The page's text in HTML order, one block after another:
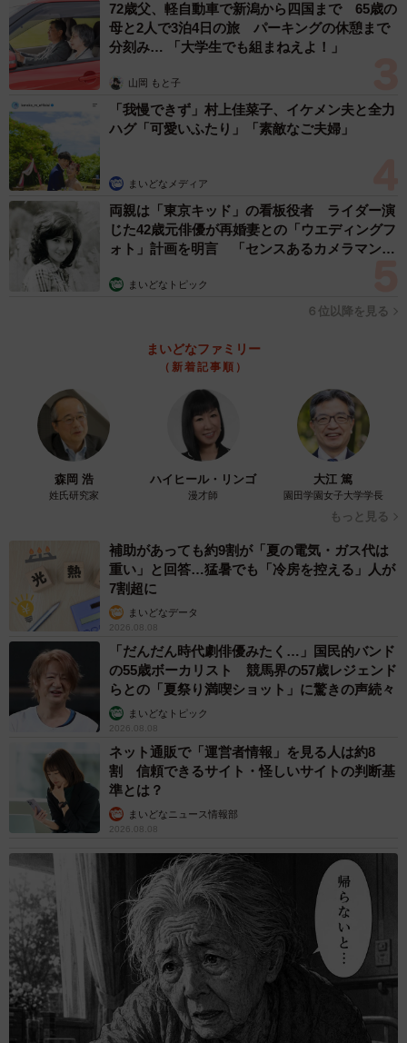
72歳父、軽自動車で新潟から四国まで 65歳の
母と2人で3泊4日の旅 パーキングの休憩まで
分刻み… 「大学生でも組まねえよ！」
山岡 もと子
「我慢できず」村上佳菜子、イケメン夫と全力
ハグ「可愛いふたり」「素敵なご夫婦」
まいどなメディア
両親は「東京キッド」の看板役者 ライダー演
じた42歳元俳優が再婚妻との「ウエディングフ
ォト」計画を明言 「センスあるカメラマン求
まいどなトピック
６位以降を見る
まいどなファミリー
（新着記事順）
森岡 浩
姓氏研究家
ハイヒール・リンゴ
漫才師
大江 篤
園田学園女子大学学長
もっと見る
補助があっても約9割が「夏の電気・ガス代は
重い」と回答…猛暑でも「冷房を控える」人が
7割超に
まいどなデータ
2026.08.08
「だんだん時代劇俳優みたく…」国民的バンド
の55歳ボーカリスト 競馬界の57歳レジェンド
らとの「夏祭り満喫ショット」に驚きの声続々
まいどなトピック
2026.08.08
ネット通販で「運営者情報」を見る人は約8
割 信頼できるサイト・怪しいサイトの判断基
準とは？
まいどなニュース情報部
2026.08.08